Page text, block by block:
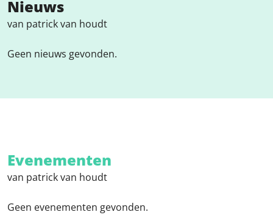
Nieuws
van patrick van houdt
Geen nieuws gevonden.
Evenementen
van patrick van houdt
Geen evenementen gevonden.